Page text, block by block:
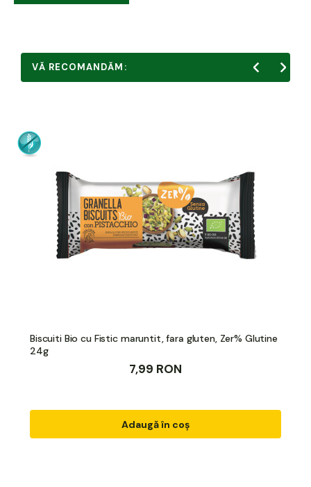
VĂ RECOMANDĂM:
Biscuiti Bio cu Fistic maruntit, fara gluten, Zer% Glutine
24g
7,99 RON
Adaugă în coș